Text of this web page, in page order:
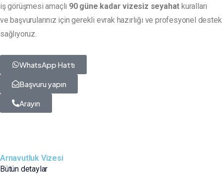
iş görüşmesi amaçlı 90 güne kadar vizesiz seyahat kuralları
ve başvurularınız için gerekli evrak hazırlığı ve profesyonel destek
sağlıyoruz.
WhatsApp Hattı
Başvuru yapın
Arayın
Arnavutluk Vizesi
Bütün detaylar